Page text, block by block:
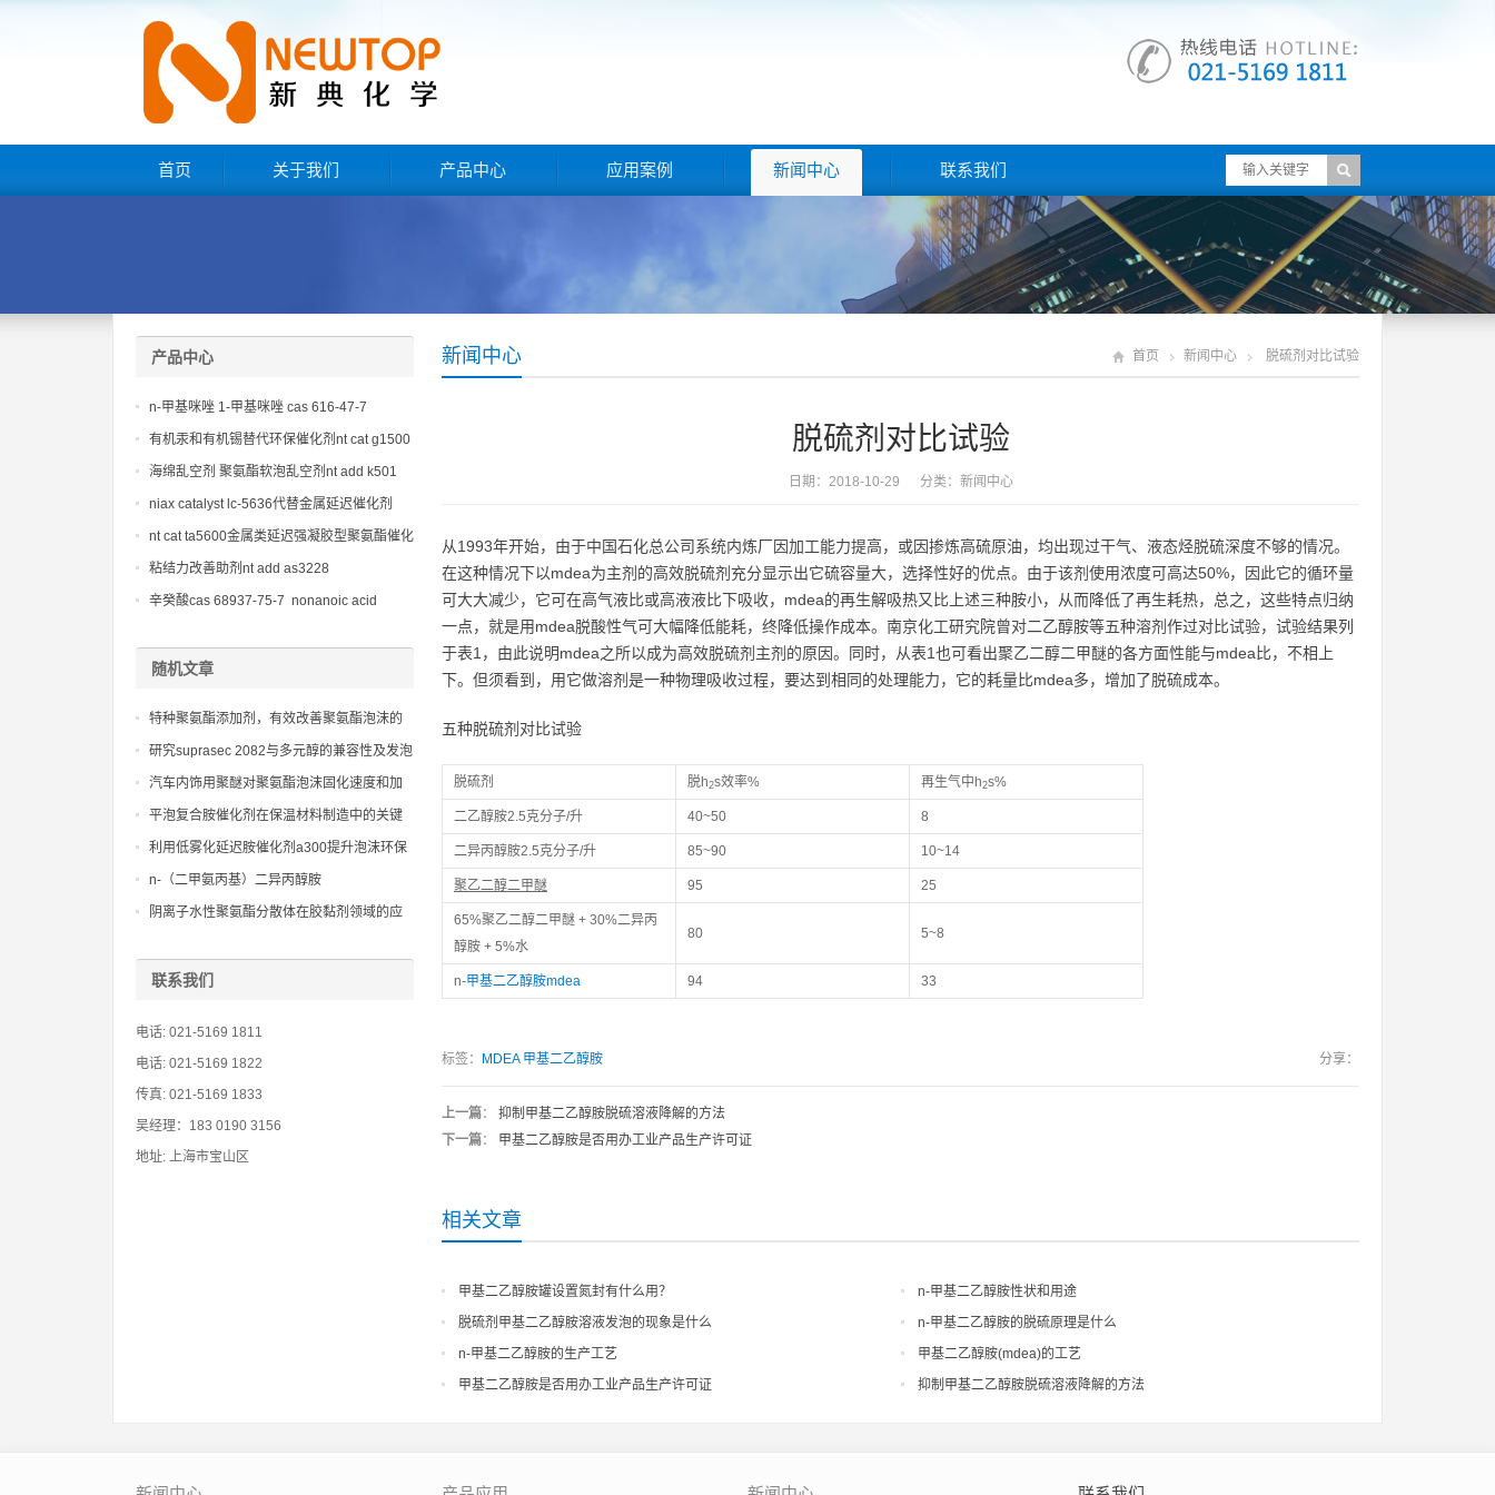
首页 关于我们 产品中心 应用案例 新闻中心 联系我们
新闻中心 首页 新闻中心 脱硫剂对比试验
脱硫剂对比试验
日期：2018-10-29 分类： 新闻中心
从1993年开始，由于中国石化总公司系统内炼厂因加工能力提高，或因掺炼高硫原油，均出现过干气、液态烃脱硫深度不够的情况。
在这种情况下以mdea为主剂的高效脱硫剂充分显示出它硫容量大，选择性好的优点。由于该剂使用浓度可高达50%，因此它的循环量
可大大减少，它可在高气液比或高液液比下吸收，mdea的再生解吸热又比上述三种胺小，从而降低了再生耗热，总之，这些特点归纳
一点，就是用mdea脱酸性气可大幅降低能耗，终降低操作成本。南京化工研究院曾对二乙醇胺等五种溶剂作过对比试验，试验结果列
于表1，由此说明mdea之所以成为高效脱硫剂主剂的原因。同时，从表1也可看出聚乙二醇二甲醚的各方面性能与mdea比，不相上
下。但须看到，用它做溶剂是一种物理吸收过程，要达到相同的处理能力，它的耗量比mdea多，增加了脱硫成本。
五种脱硫剂对比试验
脱硫剂 脱h2s效率% 再生气中h2s%
二乙醇胺2.5克分子/升 40~50 8
二异丙醇胺2.5克分子/升 85~90 10~14
聚乙二醇二甲醚 95 25
65%聚乙二醇二甲醚 + 30%二异丙
醇胺 + 5%水
80 5~8
n-甲基二乙醇胺mdea 94 33
标签： MDEA 甲基二乙醇胺 分享：
上一篇： 抑制甲基二乙醇胺脱硫溶液降解的方法
下一篇： 甲基二乙醇胺是否用办工业产品生产许可证
相关文章
甲基二乙醇胺罐设置氮封有什么用？
n-甲基二乙醇胺性状和用途
脱硫剂甲基二乙醇胺溶液发泡的现象是什么
n-甲基二乙醇胺的脱硫原理是什么
n-甲基二乙醇胺的生产工艺
甲基二乙醇胺(mdea)的工艺
甲基二乙醇胺是否用办工业产品生产许可证
抑制甲基二乙醇胺脱硫溶液降解的方法
产品中心
n-甲基咪唑 1-甲基咪唑 cas 616-47-7
lupragen nmi
有机汞和有机锡替代环保催化剂nt cat g1500
海绵乱空剂 聚氨酯软泡乱空剂nt add k501
niax catalyst lc-5636代替金属延迟催化剂
nt cat ta5600金属类延迟强凝胶型聚氨酯催化
剂
粘结力改善助剂nt add as3228
辛癸酸cas 68937-75-7 nonanoic acid
随机文章
特种聚氨酯添加剂，有效改善聚氨酯泡沫的
孔径结构和表面质量
研究suprasec 2082与多元醇的兼容性及发泡
特性
汽车内饰用聚醚对聚氨酯泡沫固化速度和加
工窗口的调控作用
平泡复合胺催化剂在保温材料制造中的关键
地位：提升能效与降低成本
利用低雾化延迟胺催化剂a300提升泡沫环保
性能的研究
n-（二甲氨丙基）二异丙醇胺
阴离子水性聚氨酯分散体在胶黏剂领域的应
联系我们
电话: 021-5169 1811
电话: 021-5169 1822
传真: 021-5169 1833
吴经理：183 0190 3156
地址: 上海市宝山区